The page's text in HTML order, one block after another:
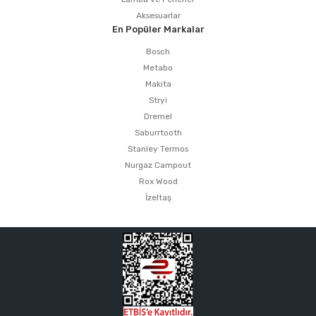
Aksesuarlar
En Popüler Markalar
Bosch
Metabo
Makita
Stryi
Dremel
Saburrtooth
Stanley Termos
Nurgaz Campout
Rox Wood
İzeltaş